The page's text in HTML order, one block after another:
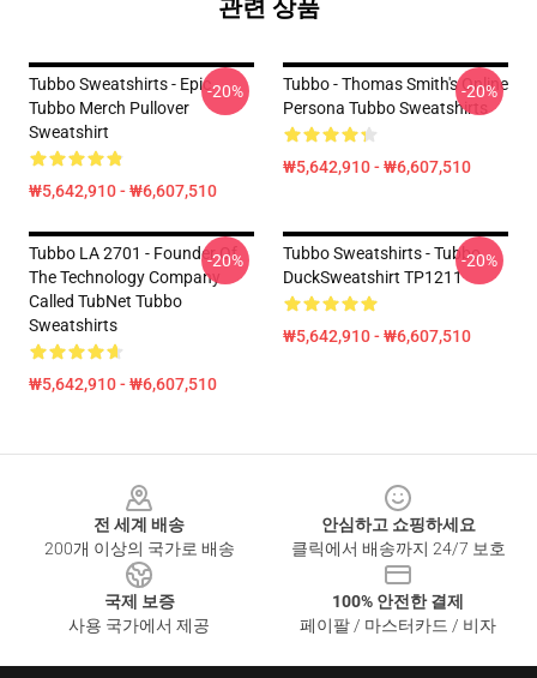
관련 상품
Tubbo Sweatshirts - Epic
Tubbo Merch Pullover
Sweatshirt
₩5,642,910 - ₩6,607,510
-20%
Tubbo - Thomas Smith's Online
Persona Tubbo Sweatshirts
₩5,642,910 - ₩6,607,510
-20%
Tubbo LA 2701 - Founder Of
The Technology Company
Called TubNet Tubbo
Sweatshirts
₩5,642,910 - ₩6,607,510
-20%
Tubbo Sweatshirts - Tubbo
DuckSweatshirt TP1211
₩5,642,910 - ₩6,607,510
-20%
전 세계 배송
200개 이상의 국가로 배송
안심하고 쇼핑하세요
클릭에서 배송까지 24/7 보호
국제 보증
사용 국가에서 제공
100% 안전한 결제
페이팔 / 마스터카드 / 비자